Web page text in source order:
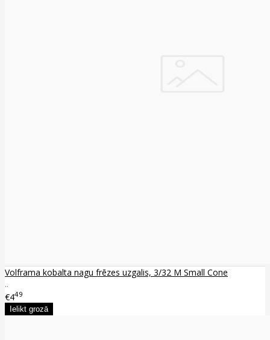
Volframa kobalta nagu frēzes uzgalis, 3/32 M Small Cone
..
€449